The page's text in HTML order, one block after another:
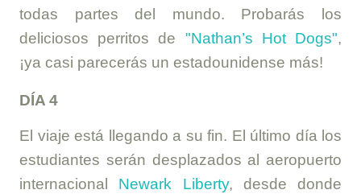
todas partes del mundo. Probarás los
deliciosos perritos de "Nathan’s Hot Dogs",
¡ya casi parecerás un estadounidense más!
DÍA 4
El viaje está llegando a su fin. El último día los
estudiantes serán desplazados al aeropuerto
internacional Newark Liberty, desde donde